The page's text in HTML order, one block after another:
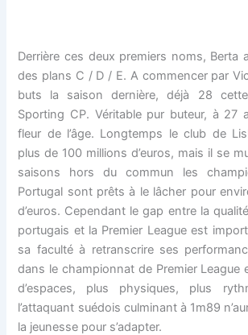
Derrière ces deux premiers noms, Berta
des plans C / D / E. A commencer par
buts la saison dernière, déjà 28
Sporting CP. Véritable pur buteur, à 27
fleur de l’âge. Longtemps le club de
plus de 100 millions d’euros, mais il se
saisons hors du commun les
Portugal sont prêts à le lâcher pour
d’euros. Cependant le gap entre la
portugais et la Premier League est
sa faculté à retranscrire ses
dans le championnat de Premier League
d’espaces, plus physiques, plus
l’attaquant suédois culminant à 1m89
la jeunesse pour s’adapter.